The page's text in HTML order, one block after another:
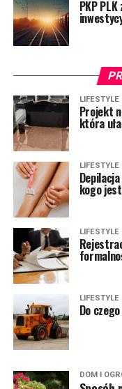
PKP
LIFESTYLE
Projekt
która
LIFESTYLE
kogo
LIFESTYLE
LIFESTYLE
Do
DOM I